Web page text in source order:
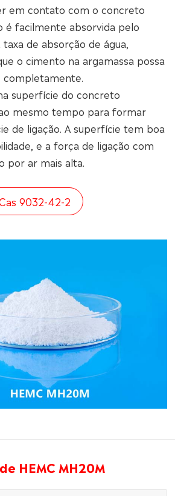
em contato com o concreto
é facilmente absorvida pelo
de absorção de água,
o cimento na argamassa possa
completamente.
superfície do concreto
mesmo tempo para formar
de ligação. A superfície tem boa
e a força de ligação com
por ar mais alta.
9032-42-2
HEMC MH20M